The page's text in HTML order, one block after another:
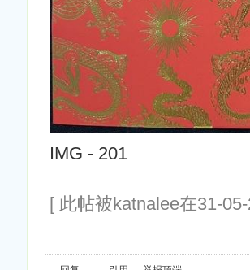
IMG - 201
[ 此帖被katnalee在31-